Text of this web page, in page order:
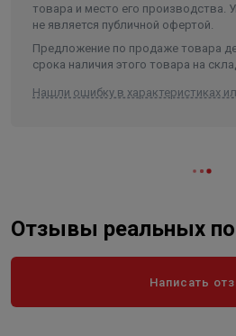
товара и место его производства.
не является публичной офертой.
Предложение по продаже товара
срока наличия этого товара на
Нашли ошибку в характеристиках
Отзывы реальных
Написать